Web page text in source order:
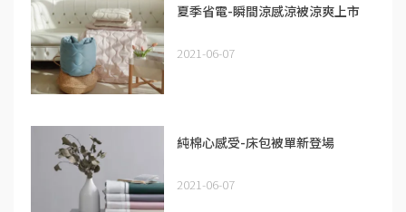
夏季省電-瞬間涼感涼被涼爽上市
2021-06-07
純棉心感受-床包被單新登場
2021-06-07